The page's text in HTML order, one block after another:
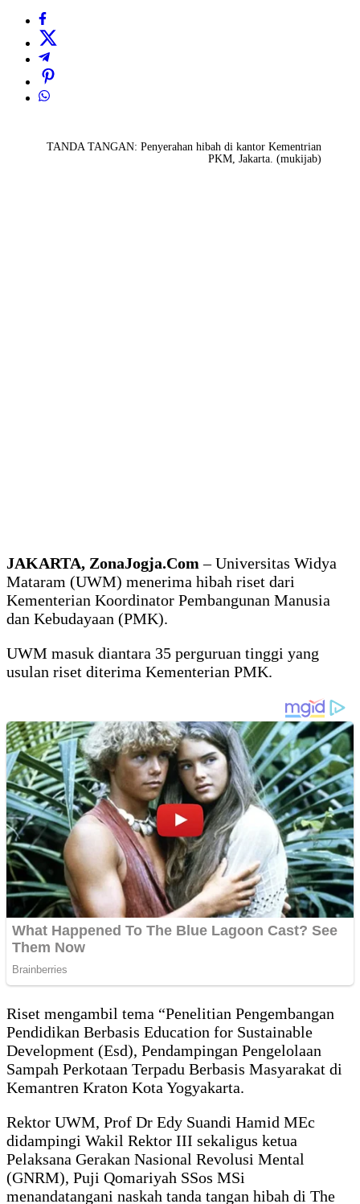
TANDA TANGAN: Penyerahan hibah di kantor Kementrian
PKM, Jakarta. (mukijab)
JAKARTA, ZonaJogja.Com – Universitas Widya
Mataram (UWM) menerima hibah riset dari
Kementerian Koordinator Pembangunan Manusia
dan Kebudayaan (PMK).
UWM masuk diantara 35 perguruan tinggi yang
usulan riset diterima Kementerian PMK.
Riset mengambil tema “Penelitian Pengembangan
Pendidikan Berbasis Education for Sustainable
Development (Esd), Pendampingan Pengelolaan
Sampah Perkotaan Terpadu Berbasis Masyarakat di
Kemantren Kraton Kota Yogyakarta.
Rektor UWM, Prof Dr Edy Suandi Hamid MEc
didampingi Wakil Rektor III sekaligus ketua
Pelaksana Gerakan Nasional Revolusi Mental
(GNRM), Puji Qomariyah SSos MSi
menandatangani naskah tanda tangan hibah di The